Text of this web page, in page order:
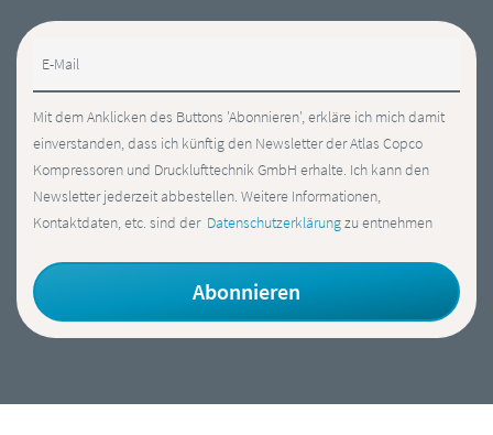
E-Mail
Mit dem Anklicken des Buttons 'Abonnieren', erkläre ich mich damit
einverstanden, dass ich künftig den Newsletter der Atlas Copco
Kompressoren und Drucklufttechnik GmbH erhalte. Ich kann den
Newsletter jederzeit abbestellen. Weitere Informationen,
Kontaktdaten, etc. sind der Datenschutzerklärungzu entnehmen